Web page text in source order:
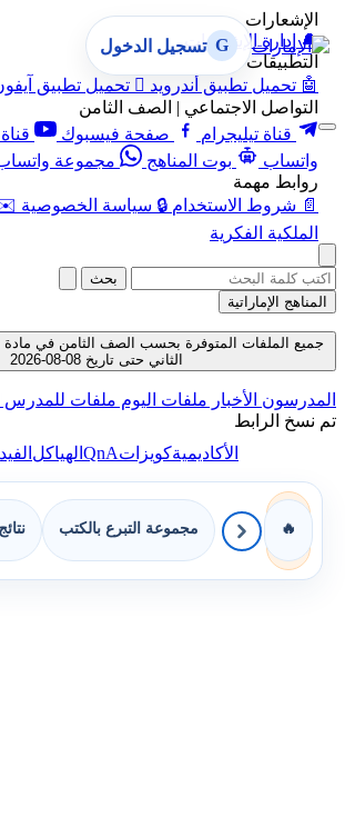
الإشعارات
🔔 إدارة الإشعارات
التطبيقات
🤖 تحميل تطبيق أندرويد  تحميل تطبيق
التواصل الاجتماعي | الصف الثامن
قناة تيليجرام
صفحة فيسبوك
واتساب
بوت المناهج
مجموعة
روابط مهمة
📄 شروط الاستخدام 🔒 سياسة الخصوصية
الملكية الفكرية
G تسجيل الدخول
بحث
المناهج الإماراتية
جميع الملفات المتوفرة بحسب الصف الثامن في
الثاني حتى تاريخ 08-08-2026
المدرسون الأخبار ملفات اليوم ملفات للمدرس
تم نسخ الرابط
الأكاديميةكويزاتQnAالهياكل
🔥 مجموعة التبرع بالكتب